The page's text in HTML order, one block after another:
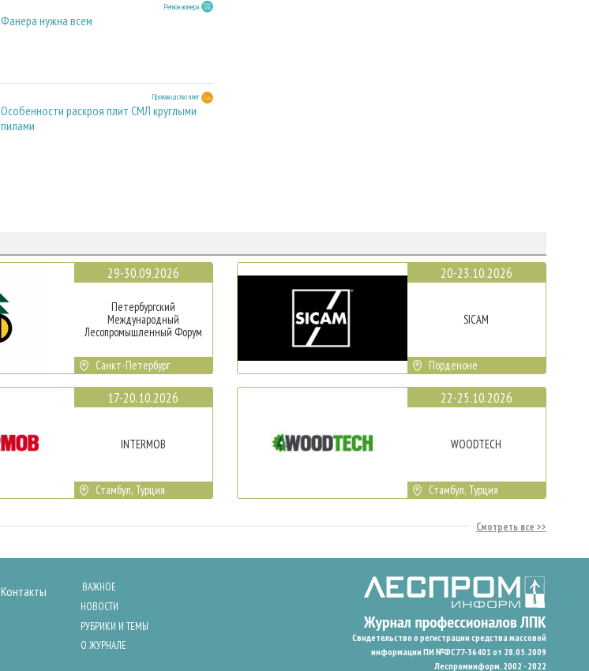
Регион номера
Фанера нужна всем
Производство плит
Особенности раскроя плит СМЛ круглыми
пилами
29-30.09.2026
Петербургский
Международный
Лесопромышленный Форум
Санкт-Петербург
17-20.10.2026
INTERMOB
Стамбул, Турция
20-23.10.2026
SICAM
Порденоне
22-25.10.2026
WOODTECH
Стамбул, Турция
Смотреть все
Контакты
ВАЖНОЕ
НОВОСТИ
РУБРИКИ И ТЕМЫ
О ЖУРНАЛЕ
Свидетельство о регистрации средства массовой
информации ПИ №ФС77-36401 от 28.05.2009
Леспроминформ. 2002 - 2022